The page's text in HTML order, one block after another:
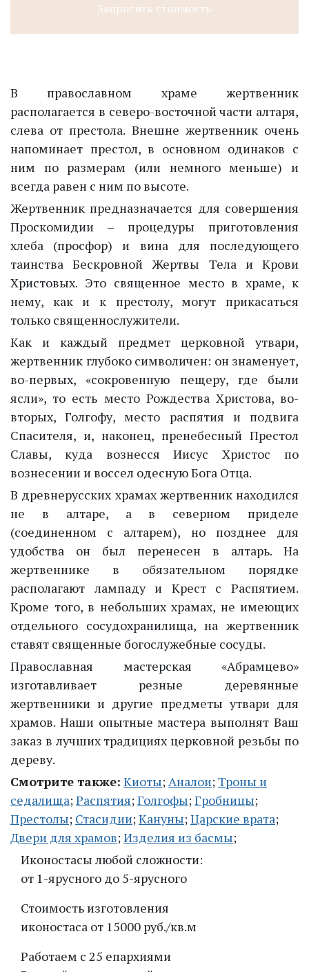
Запросить стоимость
В православном храме жертвенник
располагается в северо-восточной части алтаря,
слева от престола. Внешне жертвенник очень
напоминает престол, в основном одинаков с
ним по размерам (или немного меньше) и
всегда равен с ним по высоте.
Жертвенник предназначается для совершения
Проскомидии – процедуры приготовления
хлеба (просфор) и вина для последующего
таинства Бескровной Жертвы Тела и Крови
Христовых. Это священное место в храме, к
нему, как и к престолу, могут прикасаться
только священнослужители.
Как и каждый предмет церковной утвари,
жертвенник глубоко символичен: он знаменует,
во-первых, «сокровенную пещеру, где были
ясли», то есть место Рождества Христова, во-
вторых, Голгофу, место распятия и подвига
Спасителя, и, наконец, пренебесный Престол
Славы, куда вознесся Иисус Христос по
вознесении и воссел одесную Бога Отца.
В древнерусских храмах жертвенник находился
не в алтаре, а в северном приделе
(соединенном с алтарем), но позднее для
удобства он был перенесен в алтарь. На
жертвеннике в обязательном порядке
располагают лампаду и Крест с Распятием.
Кроме того, в небольших храмах, не имеющих
отдельного сосудохранилища, на жертвенник
ставят священные богослужебные сосуды.
Православная мастерская «Абрамцево»
изготавливает резные деревянные
жертвенники и другие предметы утвари для
храмов. Наши опытные мастера выполнят Ваш
заказ в лучших традициях церковной резьбы по
дереву.
Смотрите также: Киоты;Аналои;Троны и
седалища;Распятия;Голгофы;Гробницы;
Престолы; Стасидии;Кануны;Царские врата;
Двери для храмов;Изделия из басмы;
Иконостасы любой сложности:
от 1-ярусного до 5-ярусного
Стоимость изготовления
иконостаса от 15000 руб./кв.м
Работаем с 25 епархиями